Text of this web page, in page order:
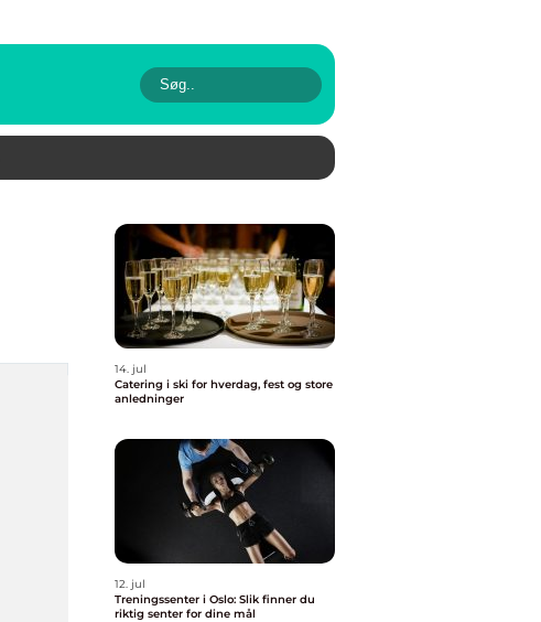
14. jul
Catering i ski for hverdag, fest og store
anledninger
12. jul
Treningssenter i Oslo: Slik finner du
riktig senter for dine mål